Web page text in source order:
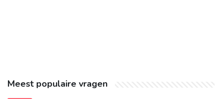
Meest populaire vragen